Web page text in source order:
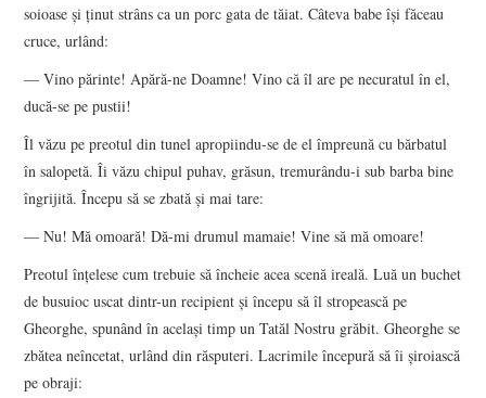
soioase și ținut strâns ca un porc gata de tăiat. Câteva babe își făceau
cruce, urlând:
— Vino părinte! Apără-ne Doamne! Vino că îl are pe necuratul în el,
ducă-se pe pustii!
Îl văzu pe preotul din tunel apropiindu-se de el împreună cu bărbatul
în salopetă. Îi văzu chipul puhav, grăsun, tremurându-i sub barba bine
îngrijită. Începu să se zbată și mai tare:
— Nu! Mă omoară! Dă-mi drumul mamaie! Vine să mă omoare!
Preotul înțelese cum trebuie să încheie acea scenă ireală. Luă un buchet
de busuioc uscat dintr-un recipient și începu să îl stropească pe
Gheorghe, spunând în același timp un Tatăl Nostru grăbit. Gheorghe se
zbătea neîncetat, urlând din răsputeri. Lacrimile începură să îi șiroiască
pe obraji: